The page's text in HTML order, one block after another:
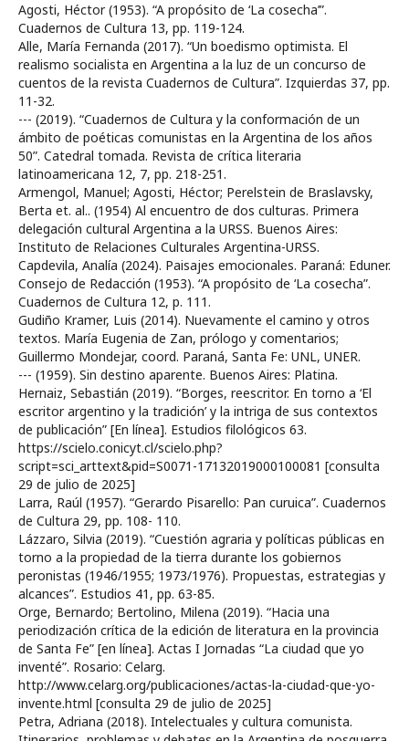
Agosti, Héctor (1953). “A propósito de ‘La cosecha’”.
Cuadernos de Cultura 13, pp. 119-124.
Alle, María Fernanda (2017). “Un boedismo optimista. El
realismo socialista en Argentina a la luz de un concurso de
cuentos de la revista Cuadernos de Cultura”. Izquierdas 37, pp.
11-32.
--- (2019). “Cuadernos de Cultura y la conformación de un
ámbito de poéticas comunistas en la Argentina de los años
50”. Catedral tomada. Revista de crítica literaria
latinoamericana 12, 7, pp. 218-251.
Armengol, Manuel; Agosti, Héctor; Perelstein de Braslavsky,
Berta et. al.. (1954) Al encuentro de dos culturas. Primera
delegación cultural Argentina a la URSS. Buenos Aires:
Instituto de Relaciones Culturales Argentina-URSS.
Capdevila, Analía (2024). Paisajes emocionales. Paraná: Eduner.
Consejo de Redacción (1953). “A propósito de ‘La cosecha”.
Cuadernos de Cultura 12, p. 111.
Gudiño Kramer, Luis (2014). Nuevamente el camino y otros
textos. María Eugenia de Zan, prólogo y comentarios;
Guillermo Mondejar, coord. Paraná, Santa Fe: UNL, UNER.
--- (1959). Sin destino aparente. Buenos Aires: Platina.
Hernaiz, Sebastián (2019). “Borges, reescritor. En torno a ‘El
escritor argentino y la tradición’ y la intriga de sus contextos
de publicación” [En línea]. Estudios filológicos 63.
https://scielo.conicyt.cl/scielo.php?
script=sci_arttext&pid=S0071-17132019000100081 [consulta
29 de julio de 2025]
Larra, Raúl (1957). “Gerardo Pisarello: Pan curuica”. Cuadernos
de Cultura 29, pp. 108- 110.
Lázzaro, Silvia (2019). “Cuestión agraria y políticas públicas en
torno a la propiedad de la tierra durante los gobiernos
peronistas (1946/1955; 1973/1976). Propuestas, estrategias y
alcances”. Estudios 41, pp. 63-85.
Orge, Bernardo; Bertolino, Milena (2019). “Hacia una
periodización crítica de la edición de literatura en la provincia
de Santa Fe” [en línea]. Actas I Jornadas “La ciudad que yo
inventé”. Rosario: Celarg.
http://www.celarg.org/publicaciones/actas-la-ciudad-que-yo-
invente.html [consulta 29 de julio de 2025]
Petra, Adriana (2018). Intelectuales y cultura comunista.